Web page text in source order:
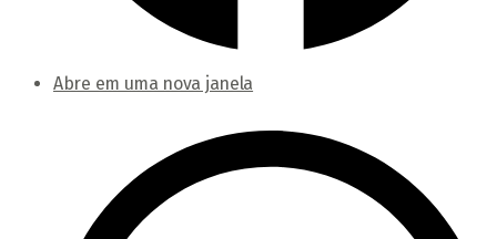
Abre em uma nova janela